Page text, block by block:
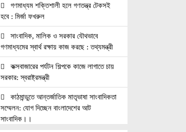
গণমাধ্যম শক্তিশালী হলে গণতন্ত্র টেকসই
হবে : মির্জা ফখরুল
সাংবাদিক, মালিক ও সরকার যৌথভাবে
গণমাধ্যমের স্বার্থ রক্ষায় কাজ করছে : তথ্যমন্ত্রী
কক্সবাজারের পর্যটন শিল্পকে কাজে লাগাতে চায়
সরকার: স্বরাষ্ট্রমন্ত্রী
কাঠমান্ডুতে আন্তর্জাতিক মাতৃভাষা সাংবাদিকতা
সম্মেলন: যোগ দিচ্ছেন বাংলাদেশের আট
সাংবাদিক।।